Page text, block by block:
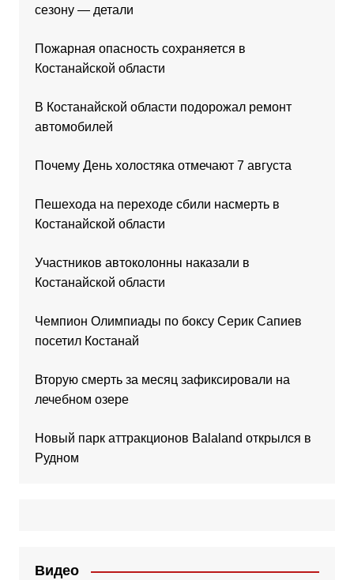
сезону — детали
Пожарная опасность сохраняется в
Костанайской области
В Костанайской области подорожал ремонт
автомобилей
Почему День холостяка отмечают 7 августа
Пешехода на переходе сбили насмерть в
Костанайской области
Участников автоколонны наказали в
Костанайской области
Чемпион Олимпиады по боксу Серик Сапиев
посетил Костанай
Вторую смерть за месяц зафиксировали на
лечебном озере
Новый парк аттракционов Balaland открылся в
Рудном
Видео